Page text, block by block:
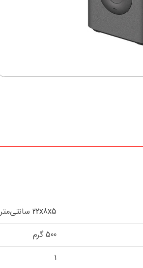
22x8x5 سانتی‌متر
500 گرم
1